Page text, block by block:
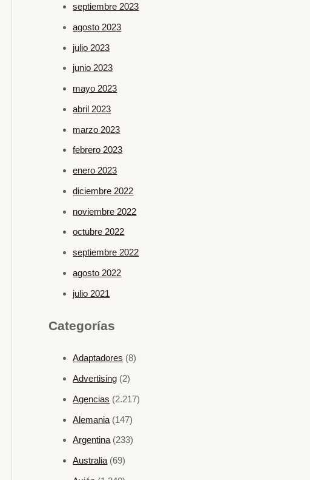
septiembre 2023
agosto 2023
julio 2023
junio 2023
mayo 2023
abril 2023
marzo 2023
febrero 2023
enero 2023
diciembre 2022
noviembre 2022
octubre 2022
septiembre 2022
agosto 2022
julio 2021
Categorías
Adaptadores (8)
Advertising (2)
Agencias (2.217)
Alemania (147)
Argentina(233)
Australia (69)